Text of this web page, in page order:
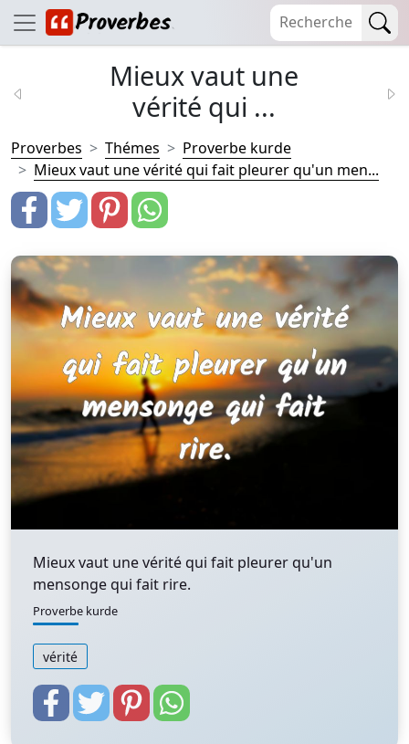
Mieux vaut une
vérité qui ...
Proverbes Thémes
Proverbe kurde
Mieux vaut une vérité qui fait pleurer qu'un men...
Mieux vaut une vérité qui fait pleurer qu'un
mensonge qui fait rire.
Proverbe kurde
vérité